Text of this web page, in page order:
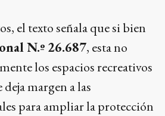
el texto señala que si bien
N.º 26.687, esta no
los espacios recreativos
margen a las
para ampliar la protección